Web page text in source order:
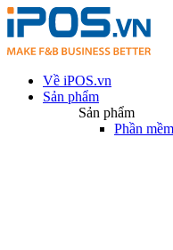
Về iPOS.vn
Sản phẩm
Sản phẩm
Phần